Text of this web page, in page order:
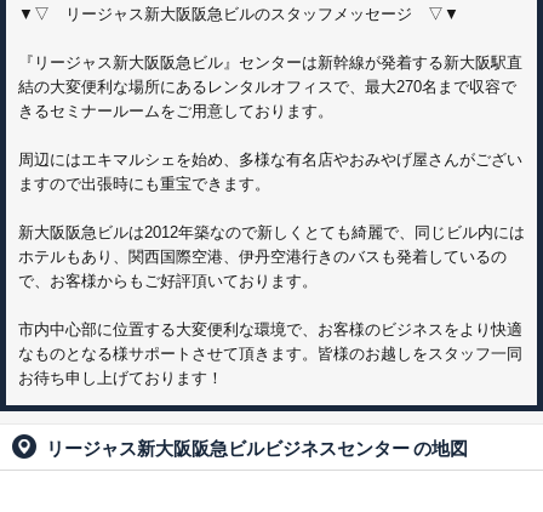
▼▽ リージャス新大阪阪急ビルのスタッフメッセージ ▽▼
『リージャス新大阪阪急ビル』センターは新幹線が発着する新大阪駅直
結の大変便利な場所にあるレンタルオフィスで、最大270名まで収容で
きるセミナールームをご用意しております。
周辺にはエキマルシェを始め、多様な有名店やおみやげ屋さんがござい
ますので出張時にも重宝できます。
新大阪阪急ビルは2012年築なので新しくとても綺麗で、同じビル内には
ホテルもあり、関西国際空港、伊丹空港行きのバスも発着しているの
で、お客様からもご好評頂いております。
市内中心部に位置する大変便利な環境で、お客様のビジネスをより快適
なものとなる様サポートさせて頂きます。皆様のお越しをスタッフ一同
お待ち申し上げております！
リージャス新大阪阪急ビルビジネスセンターの地図